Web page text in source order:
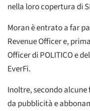
nella loro copertura di
Moran è entrato a far
Revenue Officer e,
Officer di POLITICO e
EverFi.
Inoltre, secondo
da pubblicità e